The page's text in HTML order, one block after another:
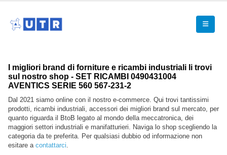
I migliori brand di forniture e ricambi industriali li trovi
sul nostro shop - SET RICAMBI 0490431004
AVENTICS SERIE 560 567-231-2
Dal 2021 siamo online con il nostro e-commerce. Qui trovi tantissimi
prodotti, ricambi industriali, accessori dei migliori brand sul mercato, per
quanto riguarda il BtoB legato al mondo della meccatronica, dei
maggiori settori industriali e manifatturieri. Naviga lo shop scegliendo la
categoria da te preferita. Per qualsiasi dubbio od informazione non
esitare a contattarci.